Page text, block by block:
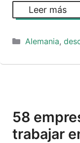
Leer más
Categorías
Alemania,
58
trabajar